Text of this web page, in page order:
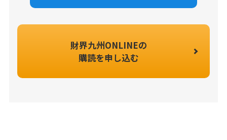
財界九州ONLINEの
購読を申し込む